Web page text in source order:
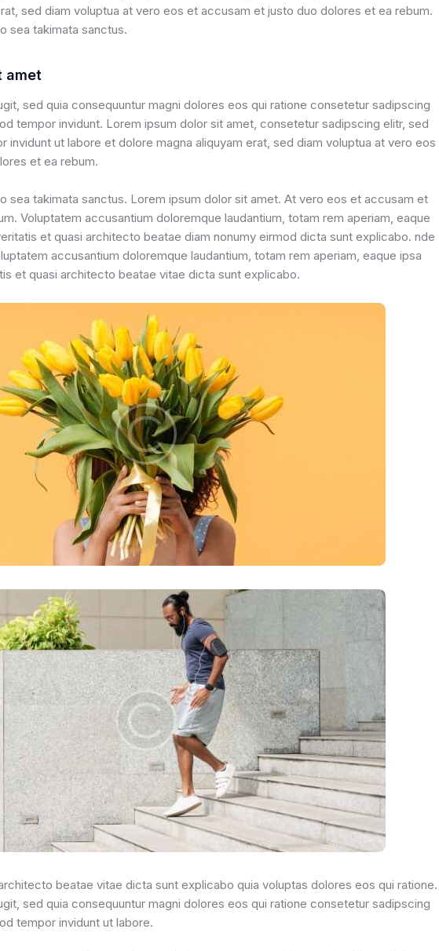
sed diam voluptua at vero eos et accusam et justo duo dolores et ea rebum.
sea takimata sanctus.
amet
sed quia consequuntur magni dolores eos qui ratione consetetur sadipscing
tempor invidunt. Lorem ipsum dolor sit amet, consetetur sadipscing elitr, sed
invidunt ut labore et dolore magna aliquyam erat, sed diam voluptua at vero eos
et ea rebum.
sea takimata sanctus. Lorem ipsum dolor sit amet. At vero eos et accusam et
Voluptatem accusantium doloremque laudantium, totam rem aperiam, eaque
et quasi architecto beatae diam nonumy eirmod dicta sunt explicabo. nde
accusantium doloremque laudantium, totam rem aperiam, eaque ipsa
et quasi architecto beatae vitae dicta sunt explicabo.
beatae vitae dicta sunt explicabo quia voluptas dolores eos qui ratione.
sed quia consequuntur magni dolores eos qui ratione consetetur sadipscing
tempor invidunt ut labore.